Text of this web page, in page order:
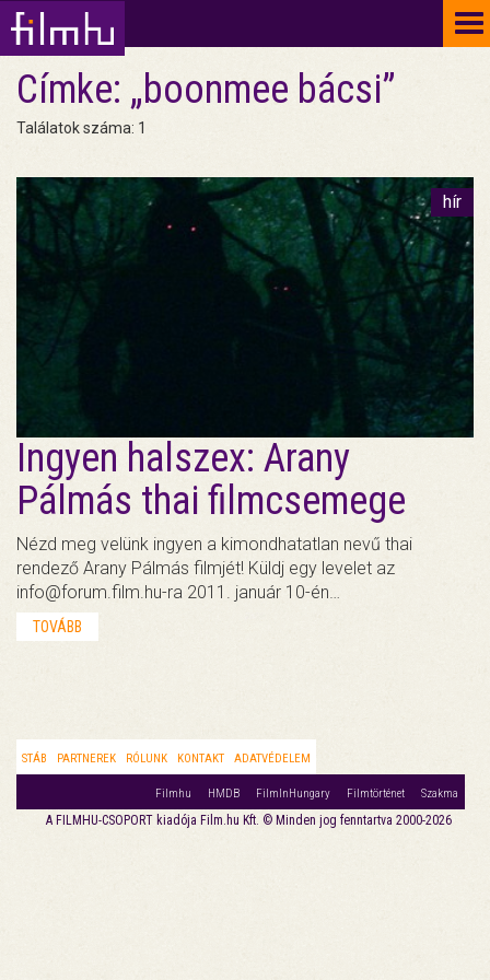
Címke: „boonmee bácsi”
Találatok száma: 1
hír
Ingyen halszex: Arany
Pálmás thai filmcsemege
Nézd meg velünk ingyen a kimondhatatlan nevű thai
rendező Arany Pálmás filmjét! Küldj egy levelet az
info@forum.film.hu-ra 2011. január 10-én…
TOVÁBB
STÁB PARTNEREK RÓLUNK KONTAKT ADATVÉDELEM
Filmhu HMDB FilmInHungary Filmtörténet Szakma
A FILMHU-CSOPORT kiadója Film.hu Kft. © Minden jog fenntartva 2000-2026